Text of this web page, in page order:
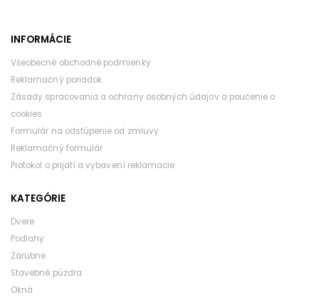
INFORMÁCIE
Všeobecné obchodné podmienky
Reklamačný poriadok
Zásady spracovania a ochrany osobných údajov a poučenie o
cookies
Formulár na odstúpenie od zmluvy
Reklamačný formulár
Protokol o prijatí a vybavení reklamacie
KATEGÓRIE
Dvere
Podlahy
Zárubne
Stavebné púzdra
Okná